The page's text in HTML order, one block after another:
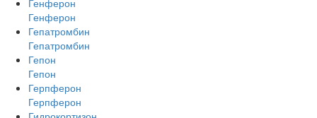
Генферон
Генферон
Гепатромбин
Гепатромбин
Гепон
Гепон
Герпферон
Герпферон